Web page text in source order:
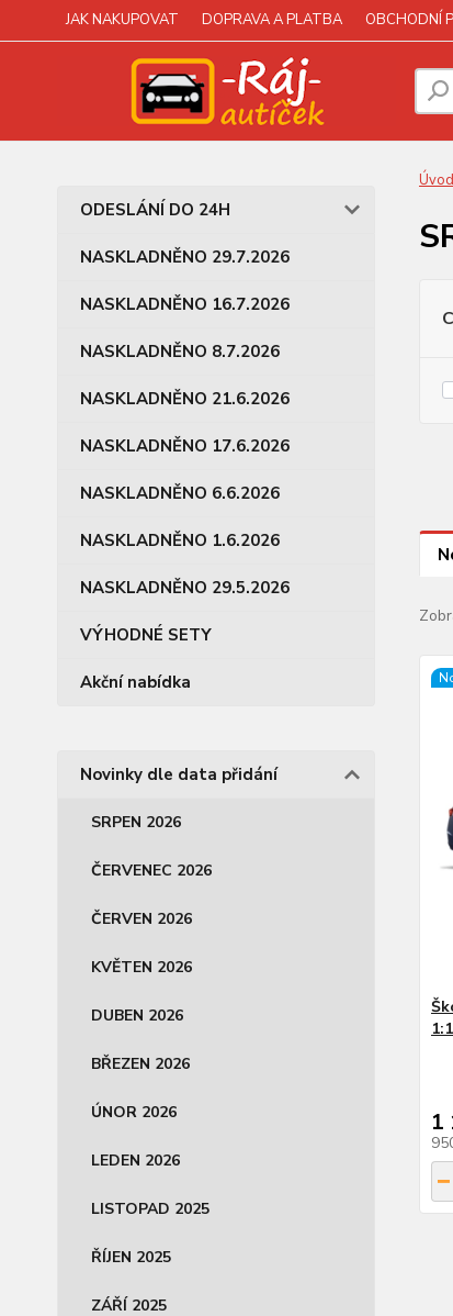
JAK NAKUPOVAT DOPRAVA A PLATBA OBCHODNÍ
ODESLÁNÍ DO 24H
NASKLADNĚNO 29.7.2026
NASKLADNĚNO 16.7.2026
NASKLADNĚNO 8.7.2026
NASKLADNĚNO 21.6.2026
NASKLADNĚNO 17.6.2026
NASKLADNĚNO 6.6.2026
NASKLADNĚNO 1.6.2026
NASKLADNĚNO 29.5.2026
VÝHODNÉ SETY
Akční nabídka
Novinky dle data přidání
SRPEN 2026
ČERVENEC 2026
ČERVEN 2026
KVĚTEN 2026
DUBEN 2026
BŘEZEN 2026
ÚNOR 2026
LEDEN 2026
LISTOPAD 2025
ŘÍJEN 2025
ZÁŘÍ 2025
Úvod
1